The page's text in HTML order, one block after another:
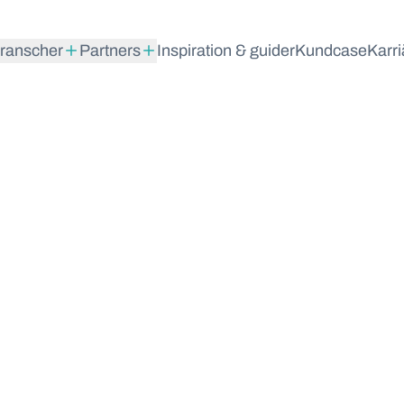
Partners Inspiration & guiderKundcase